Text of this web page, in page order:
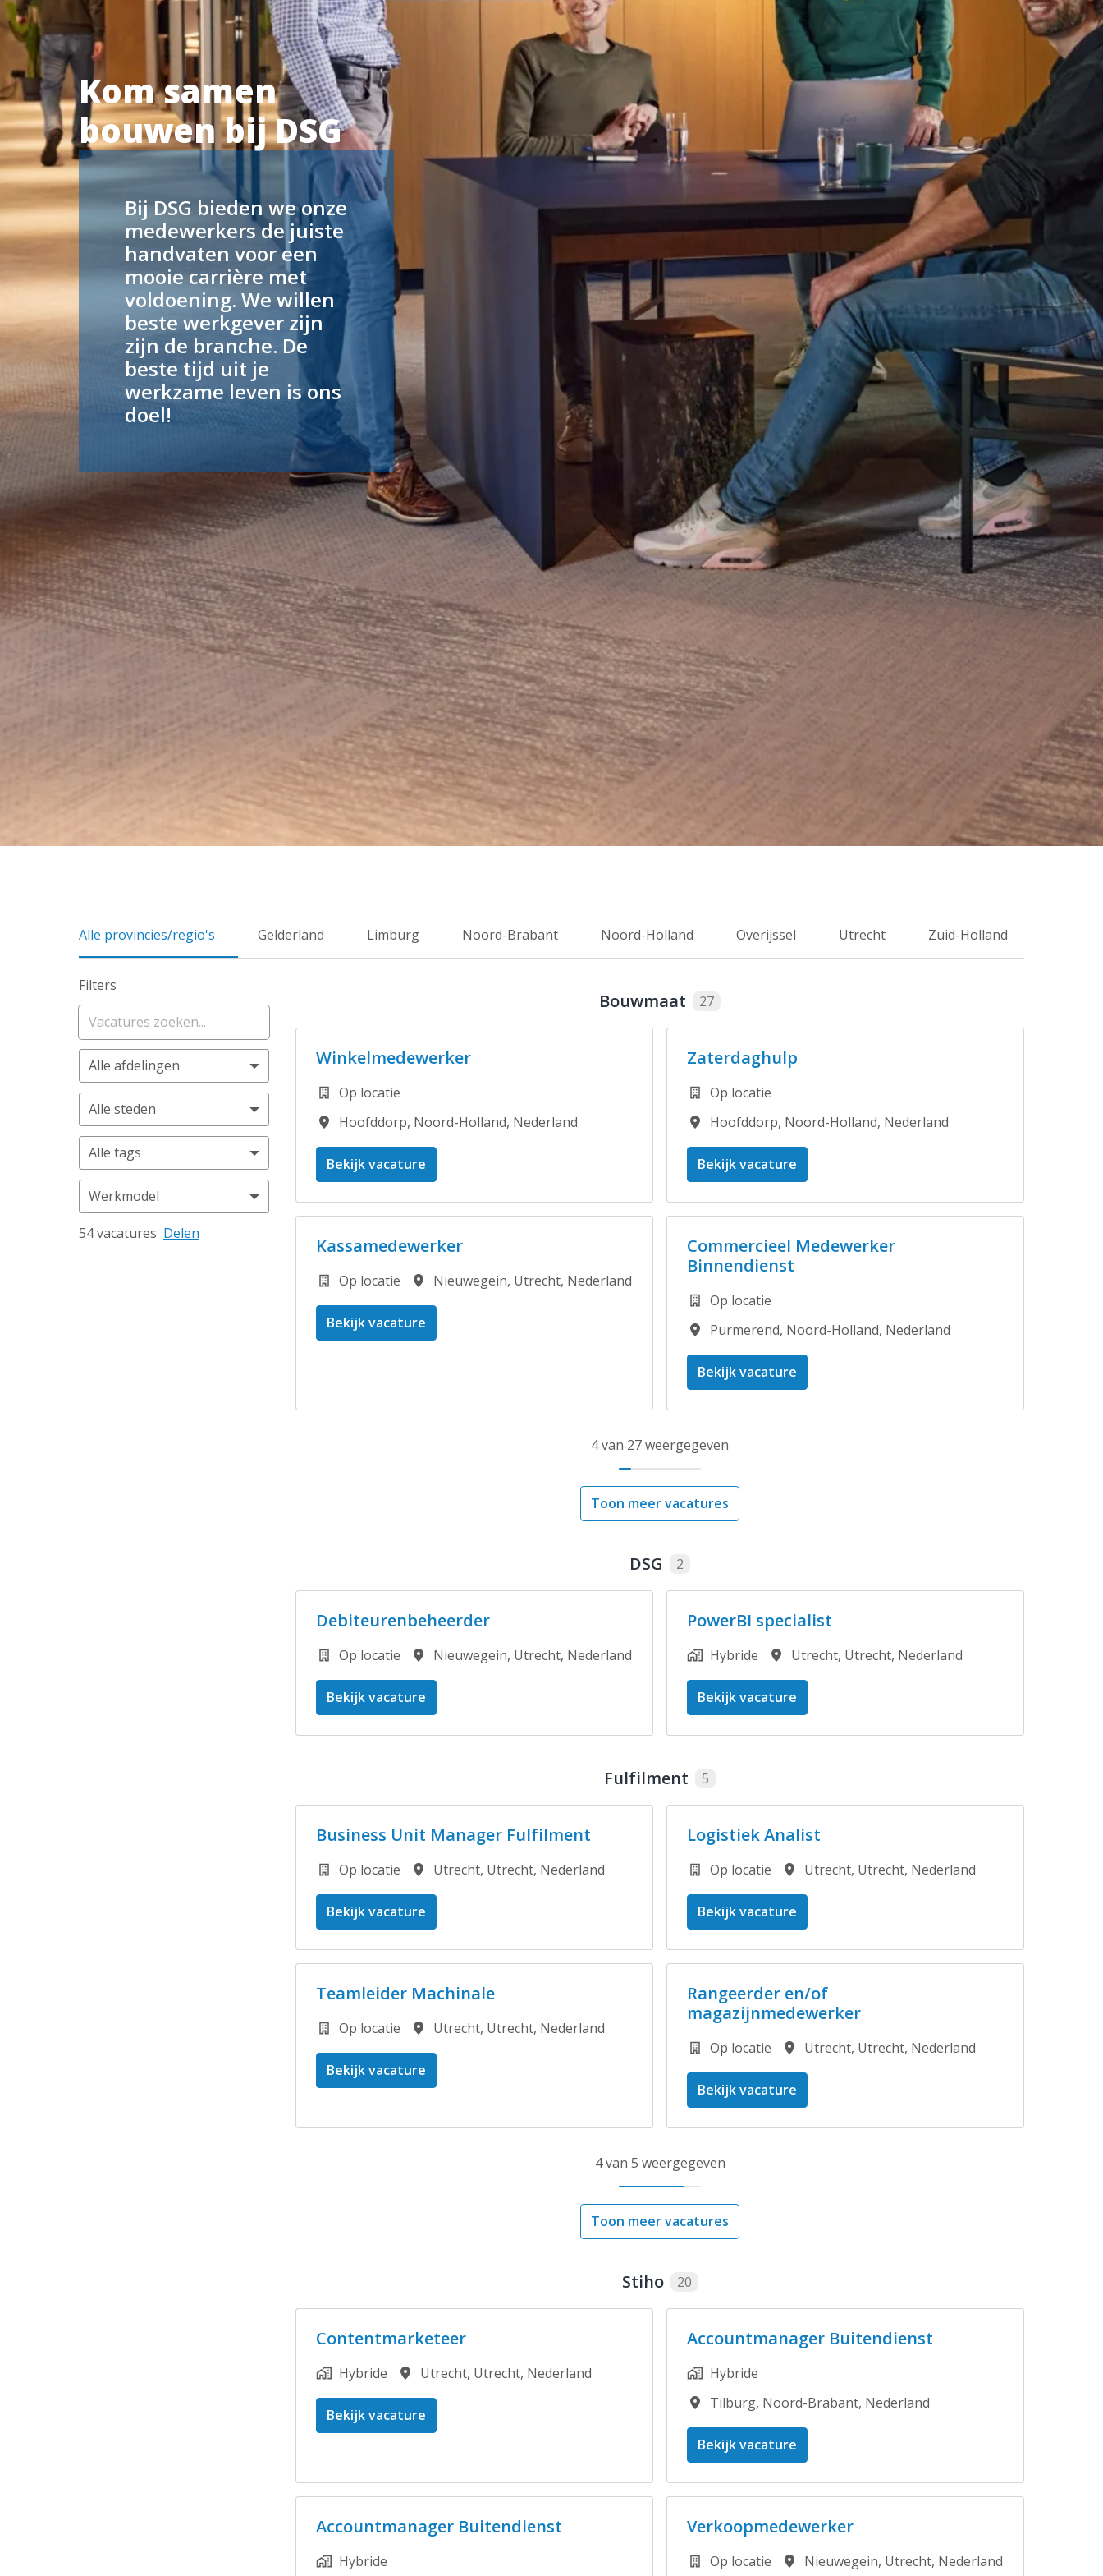
Kom samen
bouwen bij DSG
Bij DSG bieden we onze
medewerkers de juiste
handvaten voor een
mooie carrière met
voldoening. We willen
beste werkgever zijn
zijn de branche. De
beste tijd uit je
werkzame leven is ons
doel!
Alle provincies/regio's Gelderland Limburg Noord-Brabant Noord-Holland Overijssel Utrecht Zuid-Holland
Filters
Alle afdelingen
Alle steden
Alle tags
Werkmodel
54 vacatures Delen
Bouwmaat 27
Winkelmedewerker
Op locatie
Hoofddorp, Noord-Holland, Nederland
Bekijk vacature
Zaterdaghulp
Op locatie
Hoofddorp, Noord-Holland, Nederland
Bekijk vacature
Kassamedewerker
Op locatie Nieuwegein, Utrecht, Nederland
Bekijk vacature
Commercieel Medewerker
Binnendienst
Op locatie
Purmerend, Noord-Holland, Nederland
Bekijk vacature
4 van 27 weergegeven
Toon meer vacatures
DSG 2
Debiteurenbeheerder
Op locatie Nieuwegein, Utrecht, Nederland
Bekijk vacature
PowerBI specialist
Hybride Utrecht, Utrecht, Nederland
Bekijk vacature
Fulfilment 5
Business Unit Manager Fulfilment
Op locatie Utrecht, Utrecht, Nederland
Bekijk vacature
Logistiek Analist
Op locatie Utrecht, Utrecht, Nederland
Bekijk vacature
Teamleider Machinale
Op locatie Utrecht, Utrecht, Nederland
Bekijk vacature
Rangeerder en/of
magazijnmedewerker
Op locatie Utrecht, Utrecht, Nederland
Bekijk vacature
4 van 5 weergegeven
Toon meer vacatures
Stiho 20
Contentmarketeer
Hybride Utrecht, Utrecht, Nederland
Bekijk vacature
Accountmanager Buitendienst
Hybride
Tilburg, Noord-Brabant, Nederland
Bekijk vacature
Accountmanager Buitendienst
Hybride
Verkoopmedewerker
Op locatie Nieuwegein, Utrecht, Nederland